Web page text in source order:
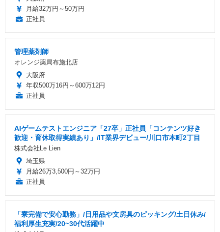
月給32万円～50万円
正社員
管理薬剤師
オレンジ薬局布施北店
大阪府
年収500万16円～600万12円
正社員
AIゲームテストエンジニア「27卒」正社員「コンテンツ好き
歓迎・育休取得実績あり」/IT業界デビュー/川口市本町2丁目
株式会社Le Lien
埼玉県
月給26万3,500円～32万円
正社員
「寮完備で安心勤務」/日用品や文房具のピッキング/土日休み/
福利厚生充実/20~30代活躍中